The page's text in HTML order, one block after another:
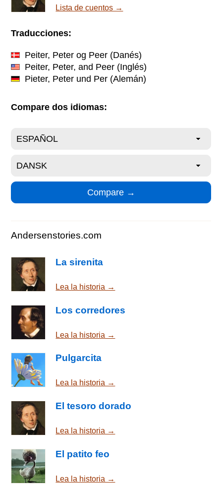
Lista de cuentos →
Traducciones:
Peiter, Peter og Peer (Danés)
Peiter, Peter, and Peer (Inglés)
Pieter, Peter und Per (Alemán)
Compare dos idiomas:
Andersenstories.com
La sirenita
Lea la historia →
Los corredores
Lea la historia →
Pulgarcita
Lea la historia →
El tesoro dorado
Lea la historia →
El patito feo
Lea la historia →